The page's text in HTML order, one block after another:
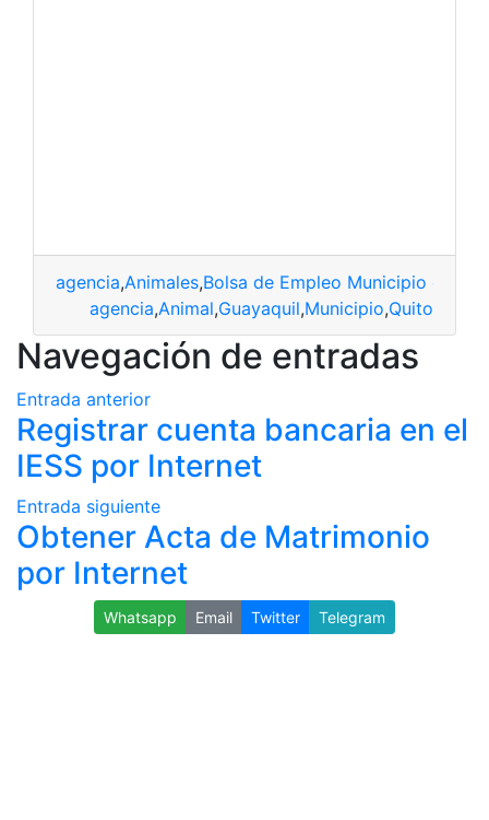
agencia,Animales,Bolsa de Empleo Municipio de
agencia,Animal,Guayaquil,Municipio,Quito
Navegación de entradas
Entrada anterior
Registrar cuenta bancaria en el
IESS por Internet
Entrada siguiente
Obtener Acta de Matrimonio
por Internet
Whatsapp Email Twitter Telegram